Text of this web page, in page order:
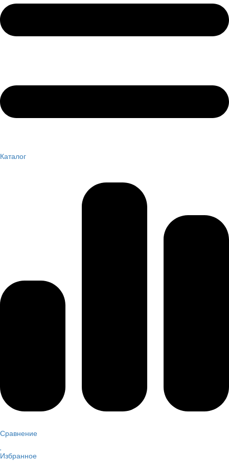
Каталог
Сравнение
Избранное